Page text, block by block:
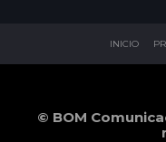
INICIO
© BOM